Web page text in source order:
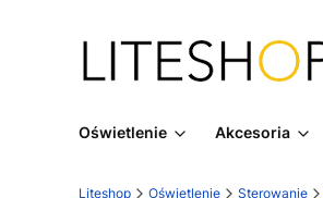
Oświetlenie Akcesoria
Liteshop Oświetlenie Sterowanie